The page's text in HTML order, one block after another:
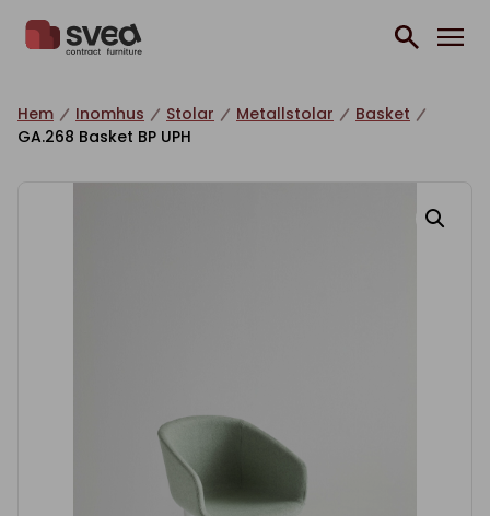
Hem Inomhus Stolar Metallstolar
Basket
GA.268 Basket BP UPH